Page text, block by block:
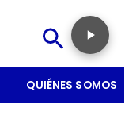
QUIÉNES SOMOS